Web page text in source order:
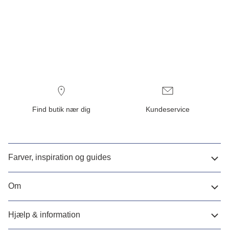
Find butik nær dig Kundeservice
Farver, inspiration og guides
Om
Hjælp & information